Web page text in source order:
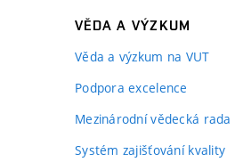
VĚDA A VÝZKUM
Věda a výzkum na VUT
Podpora excelence
Mezinárodní vědecká rada
Systém zajišťování kvality